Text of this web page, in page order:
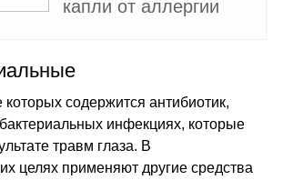
капли от аллергии
которых содержится антибиотик,
инфекциях, которые
травм глаза. В
целях применяют другие средства